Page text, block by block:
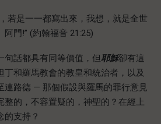
若是一一都寫出來，我想，就是全世
門!” (約翰福音 21:25)
句話都具有同等價值，但耶穌卻有這
丁和羅馬教會的教皇和統治者，以及
連路德 — 那個假設與羅馬的罪行意見
整的，不容置疑的，神聖的？在經上
的支持？